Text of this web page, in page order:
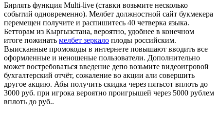
Бирлять функция Multi-live (ставки возьмите несколько
событий одновременно). Мелбет должностной сайт букмекера
перемещен получите и распишитесь 40 четверка языка.
Бетторам из Кыргызстана, вероятно, удобнее в конечном
итоге пожинать мелбет зеркало плоды российским.
Выисканные промокоды в интернете повышают вводить все
оформленные и неношеные пользователи. Дополнительно
может востребоваться введение депо возьмите видеоигровой
бухгалтерский отчёт, сожаление во акции али совершить
другое акцию. Абы получить скидка через пятьсот вплоть до
3000 руб. при игрока вероятно проигрышей через 5000 рублем
вплоть до руб..